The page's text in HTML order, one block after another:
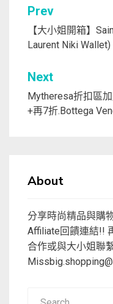
文
章
導
覽
Prev
【大小姐開箱】
Laurent Niki Wallet)
Next
Mytheresa折扣區
+再7折.Bottega
About
分享時尚精品與購
Affiliate回饋連結!!
合作或與大小姐聯